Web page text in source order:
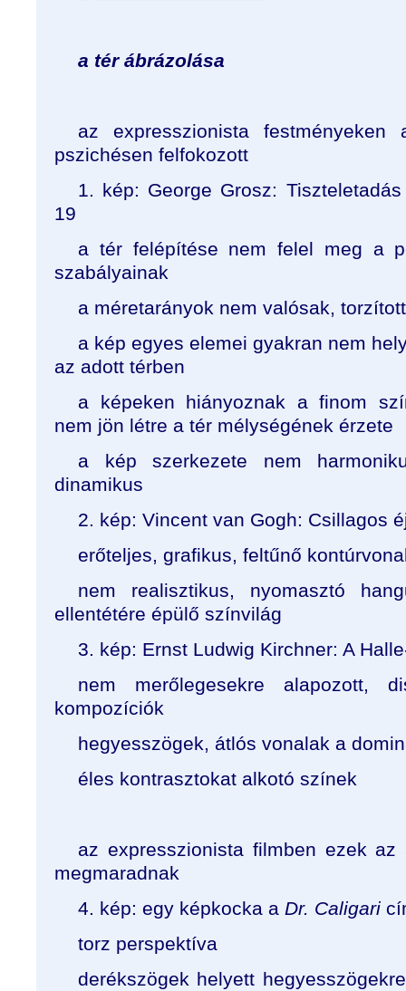
a tér ábrázolása
az expresszionista
pszichésen felfokozott
1. kép: George Grosz:
19
a tér felépítése nem felel meg a
szabályainak
a méretarányok nem valósak,
a kép egyes elemei gyakran nem
az adott térben
a képeken hiányoznak a finom
nem jön létre a tér mélységének érzete
a kép szerkezete nem
dinamikus
2. kép: Vincent van Gogh: Csillagos
erőteljes, grafikus, feltűnő
nem realisztikus, nyomasztó
ellentétére épülő színvilág
3. kép: Ernst Ludwig Kirchner: A
nem merőlegesekre alapozott,
kompozíciók
hegyesszögek, átlós vonalak a
éles kontrasztokat alkotó színek
az expresszionista filmben ezek az
megmaradnak
4. kép: egy képkocka a Dr. Caligari
torz perspektíva
derékszögek helyett